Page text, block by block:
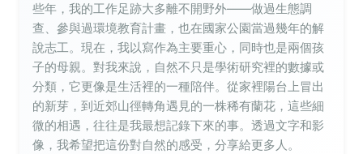
些年，我的工作足跡大多離不開野外——做過生態調
查、參與過環境教育計畫，也在國家公園當過幾年的解
說志工。現在，我以寫作為主要重心，同時也是兩個孩
子的母親。對我來說，自然不只是學術研究裡的數據或
分類，它更像是生活裡的一種陪伴。從家裡陽台上冒出
的新芽，到近郊山徑轉角遇見的一株稀有蘭花，這些細
微的相遇，往往是我最想記錄下來的事。透過文字和影
像，我希望把這份對自然的感受，分享給更多人。